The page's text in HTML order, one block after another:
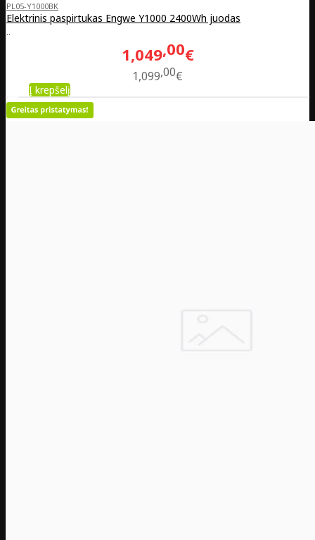
PL05-Y1000BK
Elektrinis paspirtukas Engwe Y1000 2400Wh juodas
..
1,049 00€
1,099 00€
Į krepšelį